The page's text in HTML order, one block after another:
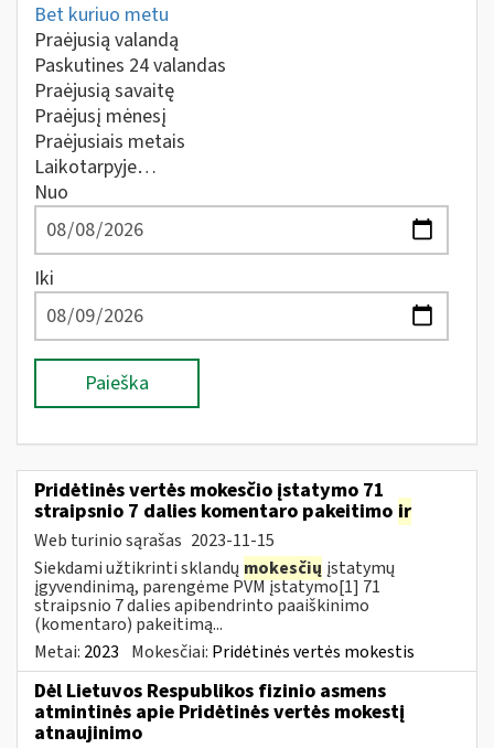
Bet kuriuo metu
Praėjusią valandą
Paskutines 24 valandas
Praėjusią savaitę
Praėjusį mėnesį
Praėjusiais metais
Laikotarpyje…
Nuo
Iki
Paieška
Pridėtinės vertės mokesčio įstatymo 71
straipsnio 7 dalies komentaro pakeitimo ir
Web turinio sąrašas 2023-11-15
Siekdami užtikrinti sklandų mokesčių įstatymų
įgyvendinimą, parengėme PVM įstatymo[1] 71
straipsnio 7 dalies apibendrinto paaiškinimo
(komentaro) pakeitimą...
Metai: 2023 Mokesčiai: Pridėtinės vertės mokestis
Dėl Lietuvos Respublikos fizinio asmens
atmintinės apie Pridėtinės vertės mokestį
atnaujinimo